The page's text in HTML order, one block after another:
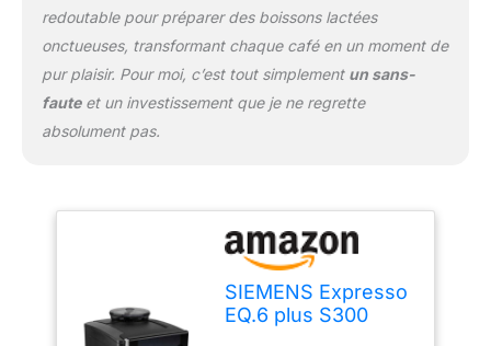
redoutable pour préparer des boissons lactées
onctueuses, transformant chaque café en un moment de
pur plaisir. Pour moi, c’est tout simplement un sans-
fauteet un investissement que je ne regrette
absolument pas.
SIEMENS Expresso
EQ.6 plus S300